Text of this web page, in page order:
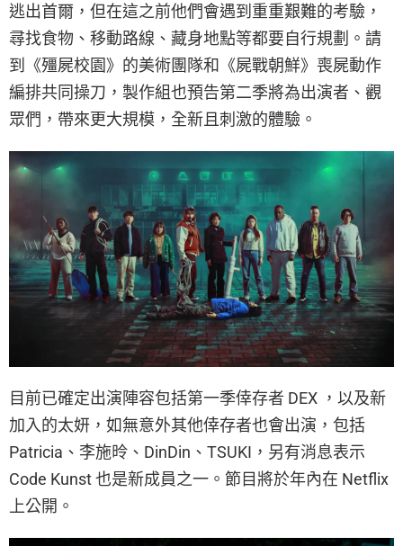
逃出首爾，但在這之前他們會遇到重重艱難的考驗，
尋找食物、移動路線、藏身地點等都要自行規劃。請
到《殭屍校園》的美術團隊和《屍戰朝鮮》喪屍動作
編排共同操刀，製作組也預告第二季將為出演者、觀
眾們，帶來更大規模，全新且刺激的體驗。
目前已確定出演陣容包括第一季倖存者 DEX ，以及新
加入的太妍，如無意外其他倖存者也會出演，包括
Patricia、李施昤、DinDin、TSUKI，另有消息表示
Code Kunst 也是新成員之一。節目將於年內在 Netflix
上公開。